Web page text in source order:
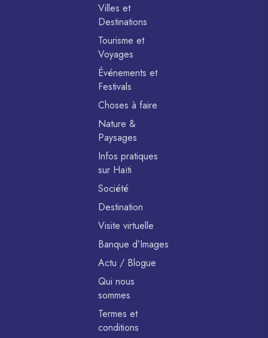
Villes et
Destinations
Tourisme et
Voyages
Événements et
Festivals
Choses à faire
Nature &
Paysages
Infos pratiques
sur Haïti
Société
Destination
Visite virtuelle
Banque d’Images
Actu / Blogue
Qui nous
sommes
Termes et
conditions